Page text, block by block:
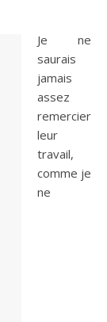
Je ne
saurais
jamais
assez
remercier
leur
travail,
comme je
ne